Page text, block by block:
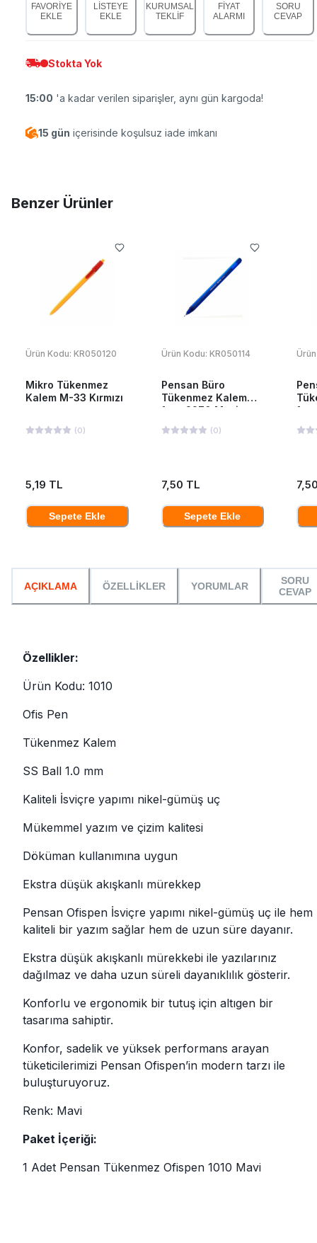
FAVORİYE
EKLE
LİSTEYE
EKLE
KURUMSAL
TEKLİF
FİYAT
ALARMI
SORU
CEVAP
Stokta Yok
15:00 'a kadar verilen siparişler, aynı gün kargoda!
15 gün içerisinde koşulsuz iade imkanı
Benzer Ürünler
Ürün Kodu: KR050120
Mikro Tükenmez
Kalem M-33 Kırmızı
(0)
5,19 TL
Sepete Ekle
Ürün Kodu: KR050114
Pensan Büro
Tükenmez Kalem
1mm 2270 Mavi
(0)
7,50 TL
Sepete Ekle
AÇIKLAMA ÖZELLİKLER YORUMLAR
SORU
CEVAP
Özellikler:
Ürün Kodu: 1010
Ofis Pen
Tükenmez Kalem
SS Ball 1.0 mm
Kaliteli İsviçre yapımı nikel-gümüş uç
Mükemmel yazım ve çizim kalitesi
Döküman kullanımına uygun
Ekstra düşük akışkanlı mürekkep
Pensan Ofispen İsviçre yapımı nikel-gümüş uç ile hem
kaliteli bir yazım sağlar hem de uzun süre dayanır.
Ekstra düşük akışkanlı mürekkebi ile yazılarınız
dağılmaz ve daha uzun süreli dayanıklılık gösterir.
Konforlu ve ergonomik bir tutuş için altıgen bir
tasarıma sahiptir.
Konfor, sadelik ve yüksek performans arayan
tüketicilerimizi Pensan Ofispen’in modern tarzı ile
buluşturuyoruz.
Renk: Mavi
Paket İçeriği:
1 Adet Pensan Tükenmez Ofispen 1010 Mavi